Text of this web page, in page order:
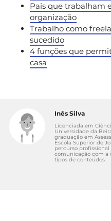
Pais que trabalham
organização
Trabalho como
sucedido
4 funções que
casa
Inês Silva
Licenciada em
Universidade da
graduação em
Escola Superior de
percurso
comunicação com a
tipos de conteúdos.